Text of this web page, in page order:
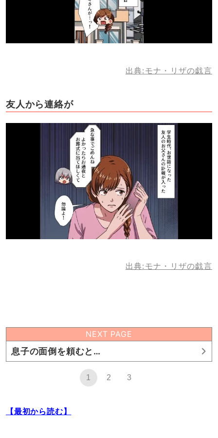
出典:モナ・リザの戯言
友人から連絡が
出典:モナ・リザの戯言
NEXT PAGE
息子の面倒を頼むと…
1 2 3
【最初から読む】